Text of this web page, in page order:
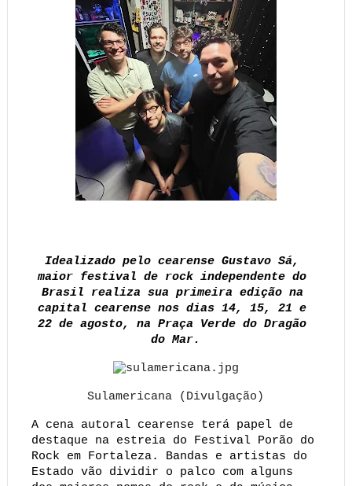
Idealizado pelo cearense Gustavo Sá,
maior festival de rock independente do
Brasil realiza sua primeira edição na
capital cearense nos dias 14, 15, 21 e
22 de agosto, na Praça Verde do Dragão
do Mar.
Sulamericana (Divulgação)
A cena autoral cearense terá papel de
destaque na estreia do Festival Porão do
Rock em Fortaleza. Bandas e artistas do
Estado vão dividir o palco com alguns